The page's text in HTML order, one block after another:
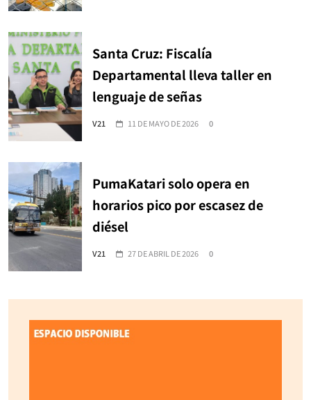
Santa Cruz: Fiscalía
Departamental lleva taller en
lenguaje de señas
V21 11 DE MAYO DE 2026 0
PumaKatari solo opera en
horarios pico por escasez de
diésel
V21 27 DE ABRIL DE 2026 0